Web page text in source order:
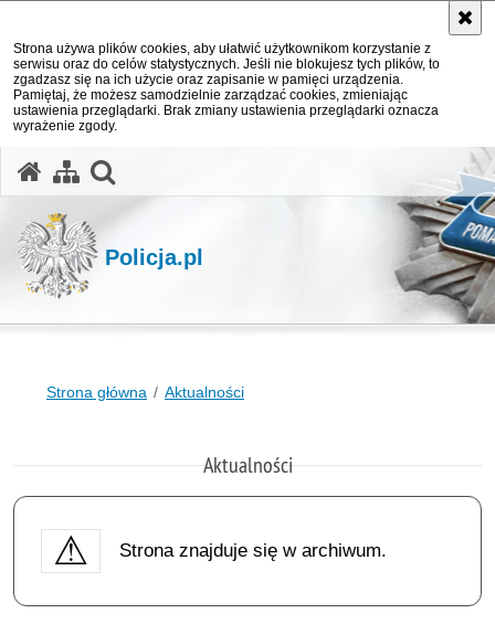
Strona używa plików cookies, aby ułatwić użytkownikom korzystanie z
serwisu oraz do celów statystycznych. Jeśli nie blokujesz tych plików, to
zgadzasz się na ich użycie oraz zapisanie w pamięci urządzenia.
Pamiętaj, że możesz samodzielnie zarządzać cookies, zmieniając
ustawienia przeglądarki. Brak zmiany ustawienia przeglądarki oznacza
wyrażenie zgody.
Policja.pl
Strona główna Aktualności
Aktualności
Strona znajduje się w archiwum.